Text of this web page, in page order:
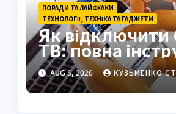
ПОРАДИ ТА ЛАЙФХАКИ
ТЕХНОЛОГІЇ, ТЕХНІКА ТА ГАДЖЕТИ
Як відключити
ТВ: повна
2026
AUG 5, 2026 КУЗЬМЕНКО